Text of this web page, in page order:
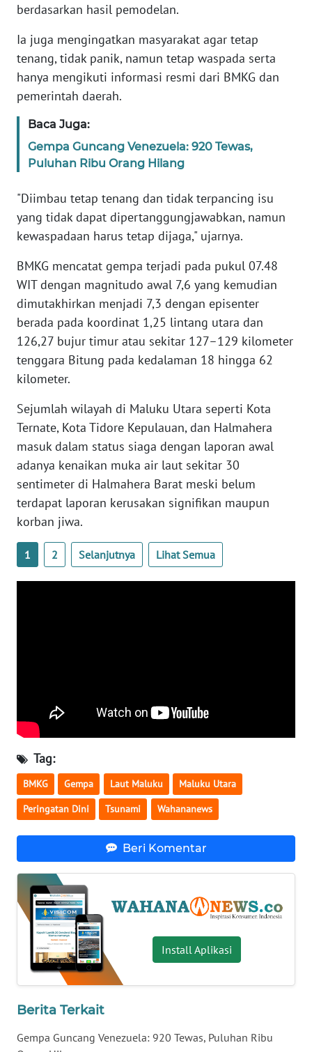
berdasarkan hasil pemodelan.
Ia juga mengingatkan masyarakat agar tetap
tenang, tidak panik, namun tetap waspada serta
hanya mengikuti informasi resmi dari BMKG dan
pemerintah daerah.
Baca Juga:
Gempa Guncang Venezuela: 920 Tewas,
Puluhan Ribu Orang Hilang
"Diimbau tetap tenang dan tidak terpancing isu
yang tidak dapat dipertanggungjawabkan, namun
kewaspadaan harus tetap dijaga," ujarnya.
BMKG mencatat gempa terjadi pada pukul 07.48
WIT dengan magnitudo awal 7,6 yang kemudian
dimutakhirkan menjadi 7,3 dengan episenter
berada pada koordinat 1,25 lintang utara dan
126,27 bujur timur atau sekitar 127–129 kilometer
tenggara Bitung pada kedalaman 18 hingga 62
kilometer.
Sejumlah wilayah di Maluku Utara seperti Kota
Ternate, Kota Tidore Kepulauan, dan Halmahera
masuk dalam status siaga dengan laporan awal
adanya kenaikan muka air laut sekitar 30
sentimeter di Halmahera Barat meski belum
terdapat laporan kerusakan signifikan maupun
korban jiwa.
1 2 Selanjutnya Lihat Semua
Tag:
BMKG Gempa Laut Maluku Maluku Utara
Peringatan Dini Tsunami Wahananews
Beri Komentar
Install Aplikasi
Berita Terkait
Gempa Guncang Venezuela: 920 Tewas, Puluhan Ribu
JAKARTA
WN
JABAR
WN
BANTEN
NTT
KEPRI
WN
PAPUA
BARAT
RIAU
WN
SERAMBI
WN
JAMBI
SULTRA
WN
SULBAR
WN
BABEL
WN
WN
SUMSEL
WN
BENGKULU
WN
LAMPUNG
WN
JATENG